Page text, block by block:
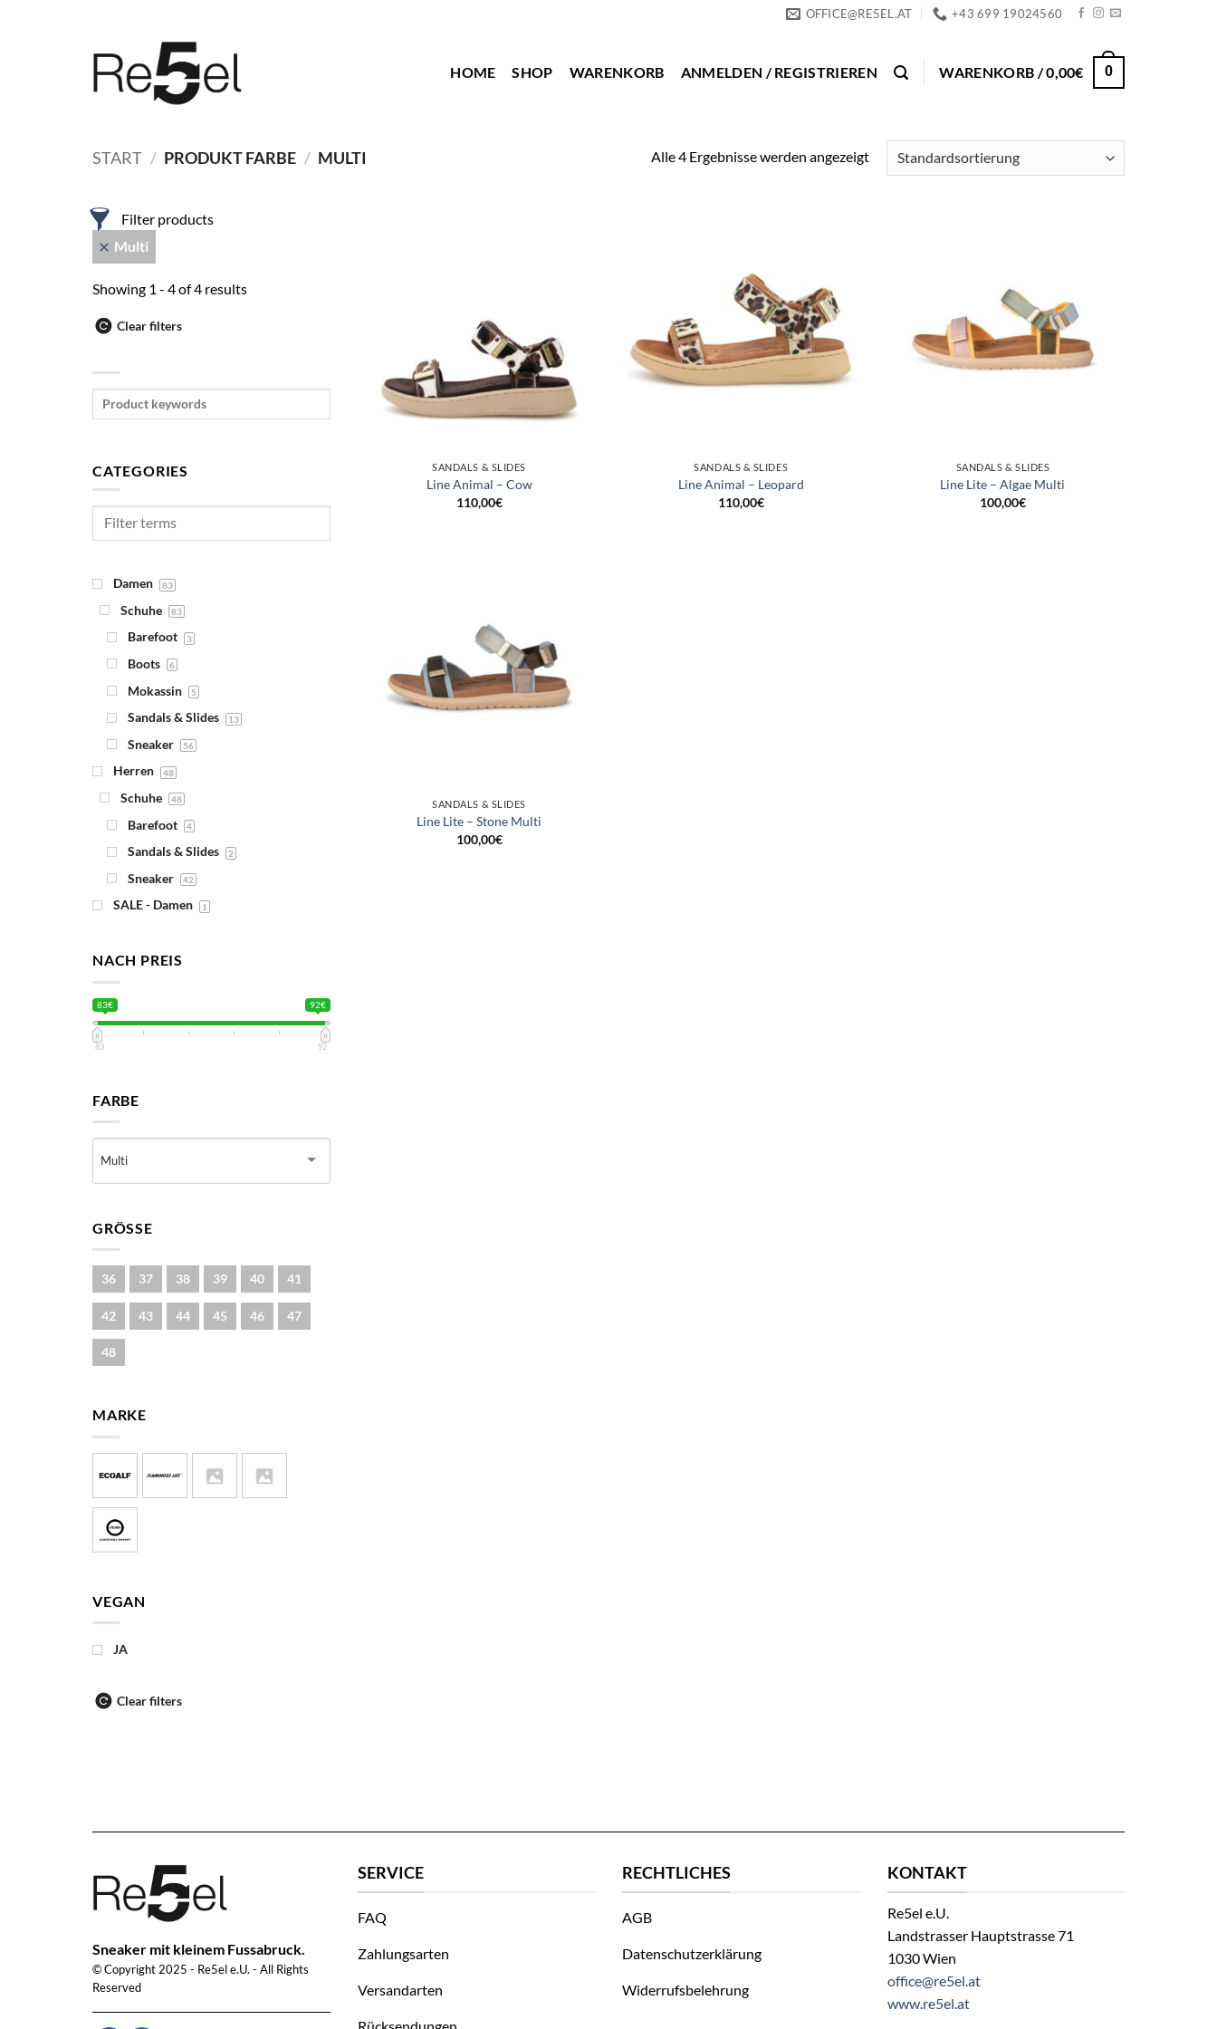
OFFICE@RE5EL.AT +43 699 19024560
HOME SHOP WARENKORB ANMELDEN / REGISTRIEREN WARENKORB /0,00€ 0
START / PRODUKT FARBE / MULTI Alle 4 Ergebnisse werden angezeigt
Filter products
Multi
Showing 1 - 4 of 4 results
Clear filters
CATEGORIES
Damen 83
Schuhe 83
Barefoot 3
Boots 6
Mokassin 5
Sandals & Slides 13
Sneaker 56
Herren 48
Schuhe 48
Barefoot 4
Sandals & Slides 2
Sneaker 42
SALE - Damen 1
NACH PREIS
83€ 92€
83 92
FARBE
Multi
GRÖSSE
36 37 38 39 40 41
42 43 44 45 46 47
48
MARKE
VEGAN
JA
Clear filters
SANDALS & SLIDES
Line Animal – Cow
110,00€
SANDALS & SLIDES
Line Animal – Leopard
110,00€
SANDALS & SLIDES
Line Lite – Algae Multi
100,00€
SANDALS & SLIDES
Line Lite – Stone Multi
100,00€
Sneaker mit kleinem Fussabruck.
© Copyright 2025 - Re5el e.U. - All Rights
Reserved
SERVICE
FAQ
Zahlungsarten
Versandarten
RECHTLICHES
AGB
Datenschutzerklärung
Widerrufsbelehrung
KONTAKT
Re5el e.U.
Landstrasser Hauptstrasse 71
1030 Wien
office@re5el.at
www.re5el.at